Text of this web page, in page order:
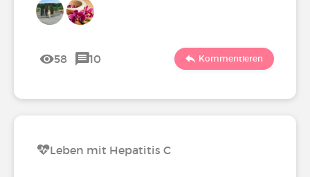
58 10 Kommentieren
Leben mit Hepatitis C